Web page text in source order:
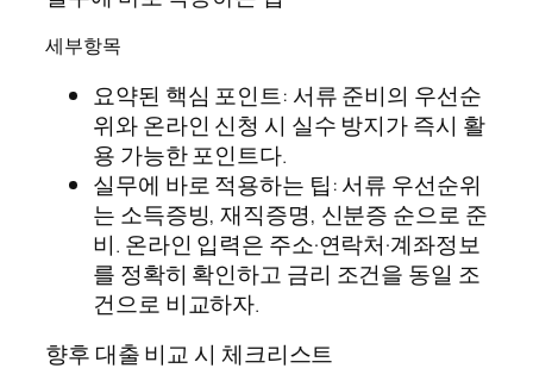
세부항목
요약된 핵심 포인트: 서류 준비의 우선순
위와 온라인 신청 시 실수 방지가 즉시 활
용 가능한 포인트다.
실무에 바로 적용하는 팁: 서류 우선순위
는 소득증빙, 재직증명, 신분증 순으로 준
비. 온라인 입력은 주소·연락처·계좌정보
를 정확히 확인하고 금리 조건을 동일 조
건으로 비교하자.
향후 대출 비교 시 체크리스트